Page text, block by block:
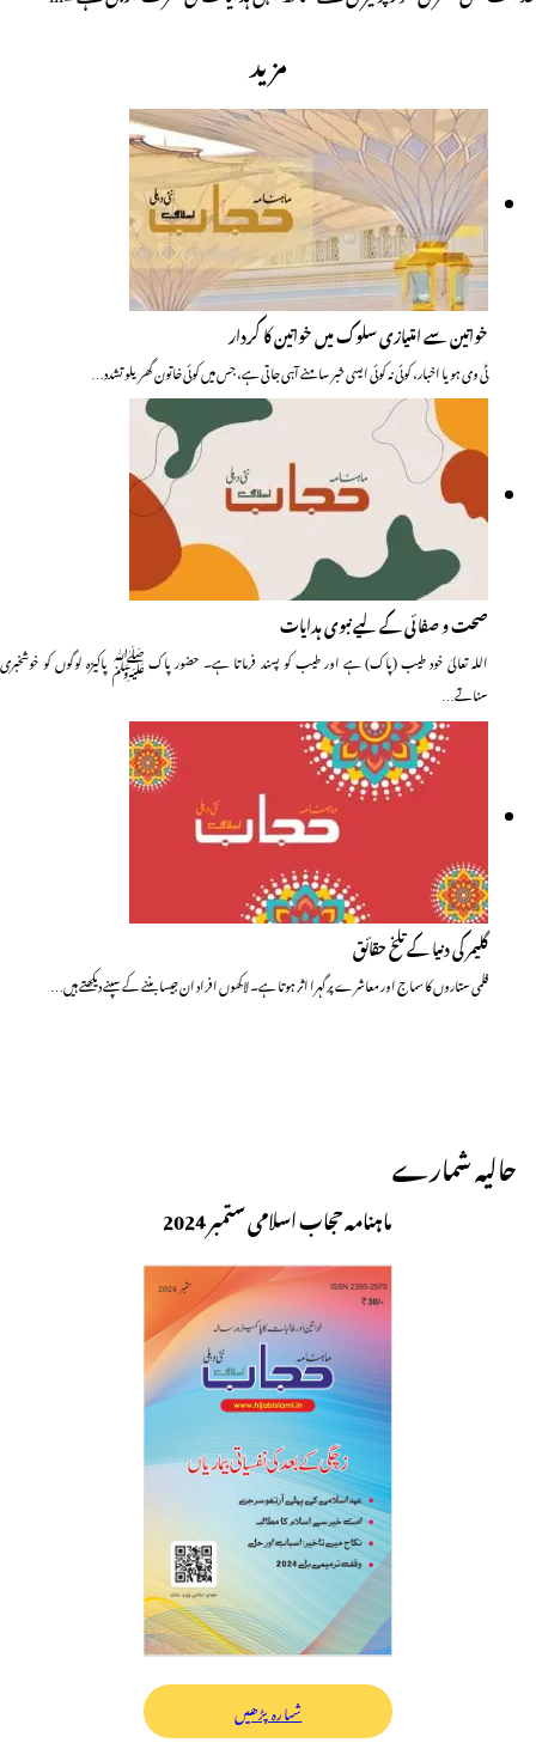
مزید
خواتین سے امتیازی سلوک میں خواتین کا کردار
ٹی وی ہو یا اخبار، کوئی نہ کوئی ایسی خبر سامنے آہی جاتی ہے، جس میں کوئی خاتون گھریلو تشدد…
صحت و صفائی کے لیے نبوی ہدایات
اللہ تعالیٰ خود طیب (پاک) ہے اور طیب کو پسند فرماتا ہے۔ حضور پاک ﷺ پاکیزہ لوگوں کو خوشخبری
سناتے…
گلیمر کی دنیا کے تلخ حقائق
فلمی ستاروں کا سماج اور معاشرے پر گہرا اثر ہوتا ہے۔ لاکھوں افراد ان جیسا بننے کے سپنے دیکھتے ہیں…
حالیہ شمارے
ماہنامہ حجاب اسلامی ستمبر 2024
شمارہ پڑھیں